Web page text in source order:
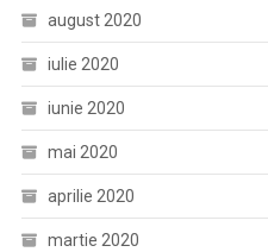
august 2020
iulie 2020
iunie 2020
mai 2020
aprilie 2020
martie 2020